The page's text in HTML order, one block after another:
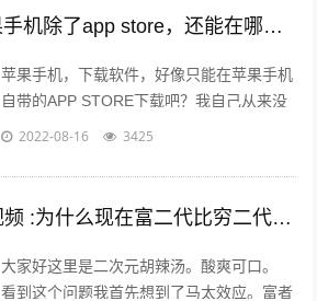
91短视频ios :苹果手机除了app store，还能在哪里下载软件？包括一些破解软件？
苹果手机，下载软件，好像只能在苹果手机
自带的APP STORE下载吧？我自己从来没
有尝试过在其他地方下载，在越狱最火热的
2022-08-16 3425
富二代富二代短视频 :为什么现在富二代比穷二代努力？
大家好这里是二次元胡辣汤。酸爽可口。
看到这个问题我首先想到了马太效应。富者